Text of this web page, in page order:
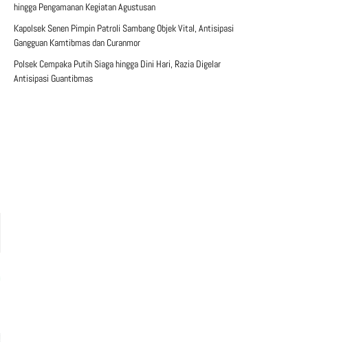
hingga Pengamanan Kegiatan Agustusan
Kapolsek Senen Pimpin Patroli Sambang Objek Vital, Antisipasi
Gangguan Kamtibmas dan Curanmor
Polsek Cempaka Putih Siaga hingga Dini Hari, Razia Digelar
Antisipasi Guantibmas